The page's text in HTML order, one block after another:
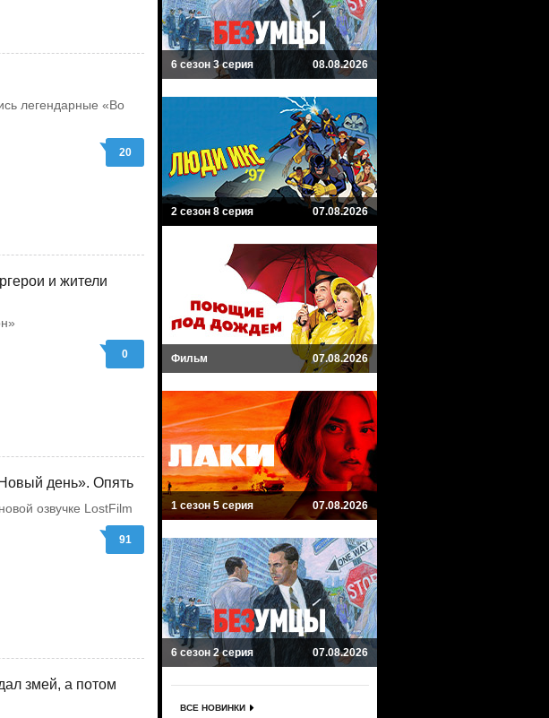
легендарные «Во
20
и жители
0
день». Опять
озвучке LostFilm
91
змей, а потом
6 сезон 3 серия 08.08.2026
2 сезон 8 серия 07.08.2026
Фильм 07.08.2026
1 сезон 5 серия 07.08.2026
6 сезон 2 серия 07.08.2026
ВСЕ НОВИНКИ